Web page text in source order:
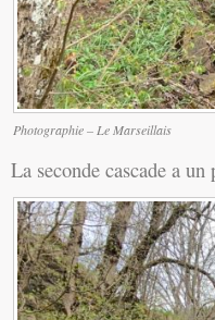
Photographie – Le Marseillais
La seconde cascade a